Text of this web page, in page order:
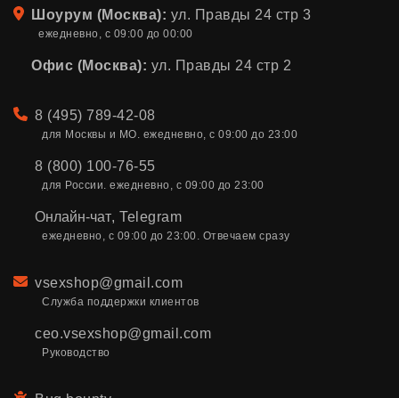
Адрес
Шоурум (Москва): ул. Правды 24 стр 3
ежедневно, с 09:00 до 00:00
Офис (Москва): ул. Правды 24 стр 2
Телефон
8 (495) 789-42-08
для Москвы и МО. ежедневно, с 09:00 до 23:00
8 (800) 100-76-55
для России. ежедневно, с 09:00 до 23:00
Онлайн-чат, Telegram
ежедневно, с 09:00 до 23:00. Отвечаем сразу
Email
vsexshop@gmail.com
Служба поддержки клиентов
ceo.vsexshop@gmail.com
Руководство